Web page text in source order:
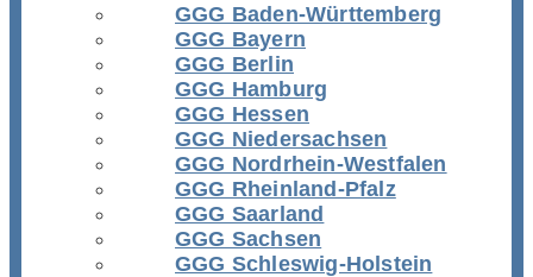
GGG Baden-Württemberg
GGG Bayern
GGG Berlin
GGG Hamburg
GGG Hessen
GGG Niedersachsen
GGG Nordrhein-Westfalen
GGG Rheinland-Pfalz
GGG Saarland
GGG Sachsen
GGG Schleswig-Holstein